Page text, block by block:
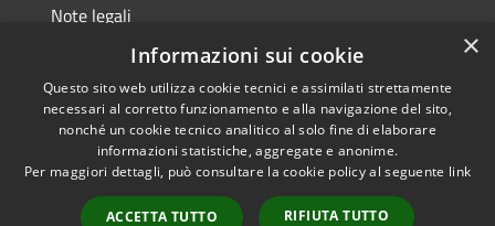
Note legali
Dichiarazione di accessibilità
RSS
Accessibilità
Copyright © 2026 • Comune di
Powered byMunicipium
×
Informazioni sui cookie
Questo sito web utilizza cookie tecnici e assimilati strettamente
necessari al corretto funzionamento e alla navigazione del sito,
nonché un cookie tecnico analitico al solo fine di elaborare
informazioni statistiche, aggregate e anonime.
Per maggiori dettagli, può consultare la cookie policy al seguente link
ACCETTA TUTTO RIFIUTA TUTTO